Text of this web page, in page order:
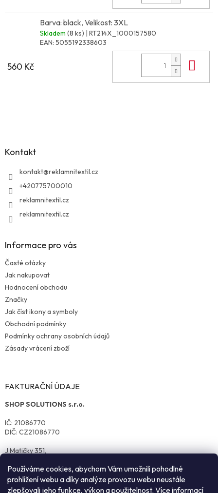
Používáme cookies, abychom Vám umožnili pohodlné
prohlížení webu a díky analýze provozu webu neustále
zlepšovali jeho funkce, výkon a použitelnost. Více informací
Barva: black, Velikost: 3XL
Skladem (8 ks) | RT214X_1000157580
EAN: 5055192338603
560 Kč
Kontakt
kontakt@reklamnitextil.cz
+420775700010
reklamnitextil.cz
reklamnitextil.cz
Informace pro vás
Časté otázky
Jak nakupovat
Hodnocení obchodu
Značky
Jak číst ikony a symboly
Obchodní podmínky
Podmínky ochrany osobních údajů
Zásady vrácení zboží
FAKTURAČNÍ ÚDAJE
SHOP SOLUTIONS s.r.o.
IČ: 21086770
DIČ: CZ21086770
J.Matičky 351,